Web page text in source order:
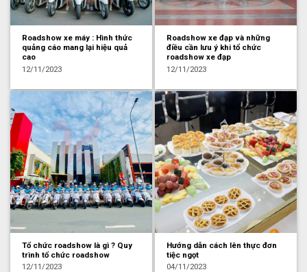
Roadshow xe máy : Hình thức
quảng cáo mang lại hiệu quả
cao
12/11/2023
Roadshow xe đạp và những
điều cần lưu ý khi tổ chức
roadshow xe đạp
12/11/2023
Tổ chức roadshow là gì ? Quy
trình tổ chức roadshow
12/11/2023
Hướng dẫn cách lên thực đơn
tiệc ngọt
04/11/2023